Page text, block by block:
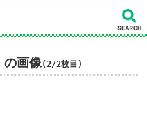
の画像(2/2枚目)